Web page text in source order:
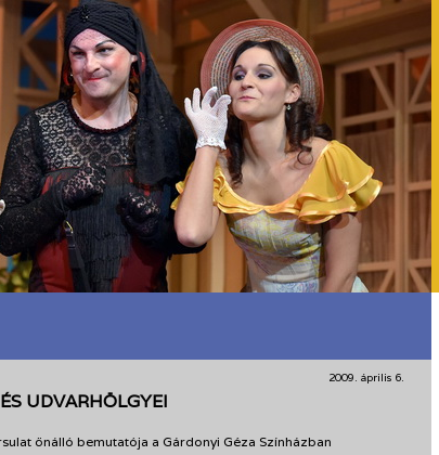
2009. április 6.
UDVARHÖLGYEI
önálló bemutatója a Gárdonyi Géza Színházban